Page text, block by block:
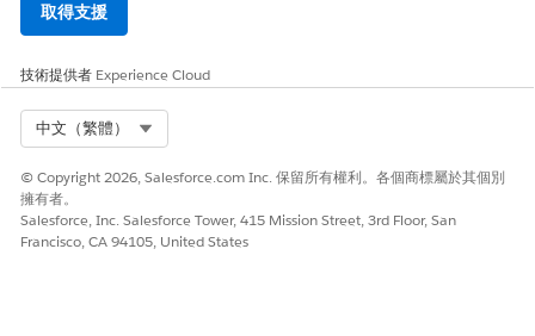
取得支援
技術提供者 Experience Cloud
中文（繁體）
© Copyright 2026, Salesforce.com Inc. 保留所有權利。各個商標屬於其個別
擁有者。
Salesforce, Inc. Salesforce Tower, 415 Mission Street, 3rd Floor, San
Francisco, CA 94105, United States